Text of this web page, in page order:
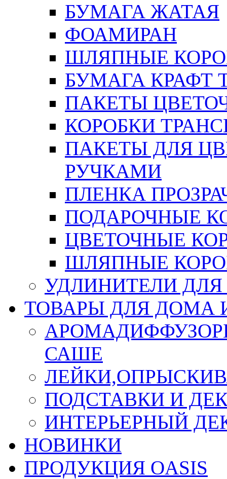
БУМАГА ЖАТАЯ
ФОАМИРАН
ШЛЯПНЫЕ
БУМАГА КРАФТ
ПАКЕТЫ
КОРОБКИ
ПАКЕТЫ ДЛЯ
РУЧКАМИ
ПЛЕНКА
ПОДАРОЧНЫЕ
ЦВЕТОЧНЫЕ
ШЛЯПНЫЕ
УДЛИНИТЕЛИ
ТОВАРЫ ДЛЯ ДОМА
САШЕ
ПОДСТАВКИ И
ИНТЕРЬЕРНЫЙ
НОВИНКИ
ПРОДУКЦИЯ OASIS